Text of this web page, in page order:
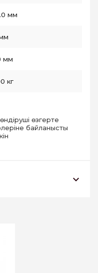
мм
мм
кг
өзгерте
байланысты
болыңыз